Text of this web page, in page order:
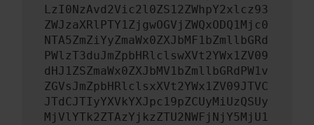
LzI0NzAvd2Vic2l0ZS12ZWhpY2xlcz93
ZWJzaXRlPTY1ZjgwOGVjZWQxODQ1Mjc0
NTA5ZmZiYyZmaWx0ZXJbMF1bZmllbGRd
PWlzT3duJmZpbHRlclswXVt2YWx1ZV09
dHJ1ZSZmaWx0ZXJbMV1bZmllbGRdPW1v
ZGVsJmZpbHRlclsxXVt2YWx1ZV09JTVC
JTdCJTIyYXVkYXJpc19pZCUyMiUzQSUy
MjVlYTk2ZTAzYjkzZTU2NWFjNjY5MjU1